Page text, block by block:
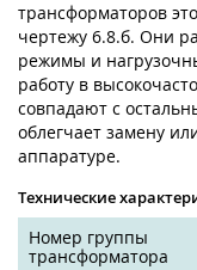
трансформаторов
чертежу 6.8.б. Они
режимы и
работу в
совпадают с
облегчает замену
аппаратуре.
Технические
Номер группы
трансформатора